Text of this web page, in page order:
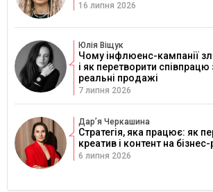
16 липня 2026
Юлія Віщук
Чому інфлюенс-кампанії
і як перетворити
реальні продажі
7 липня 2026
Дарʼя Черкашина
Стратегія, яка працює: як
креатив і контент на
6 липня 2026